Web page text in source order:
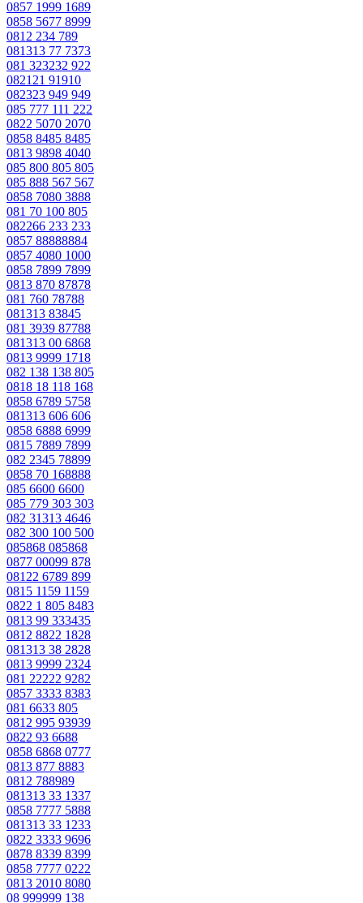
0857 1999 1689
0858 5677 8999
0812 234 789
081313 77 7373
081 323232 922
082121 91910
082323 949 949
085 777 111 222
0822 5070 2070
0858 8485 8485
0813 9898 4040
085 800 805 805
085 888 567 567
0858 7080 3888
081 70 100 805
082266 233 233
0857 88888884
0857 4080 1000
0858 7899 7899
0813 870 87878
081 760 78788
081313 83845
081 3939 87788
081313 00 6868
0813 9999 1718
082 138 138 805
0818 18 118 168
0858 6789 5758
081313 606 606
0858 6888 6999
0815 7889 7899
082 2345 78899
0858 70 168888
085 6600 6600
085 779 303 303
082 31313 4646
082 300 100 500
085868 085868
0877 00099 878
08122 6789 899
0815 1159 1159
0822 1 805 8483
0813 99 333435
0812 8822 1828
081313 38 2828
0813 9999 2324
081 22222 9282
0857 3333 8383
081 6633 805
0812 995 93939
0822 93 6688
0858 6868 0777
0813 877 8883
0812 788989
081313 33 1337
0858 7777 5888
081313 33 1233
0822 3333 9696
0878 8339 8399
0858 7777 0222
0813 2010 8080
08 999999 138